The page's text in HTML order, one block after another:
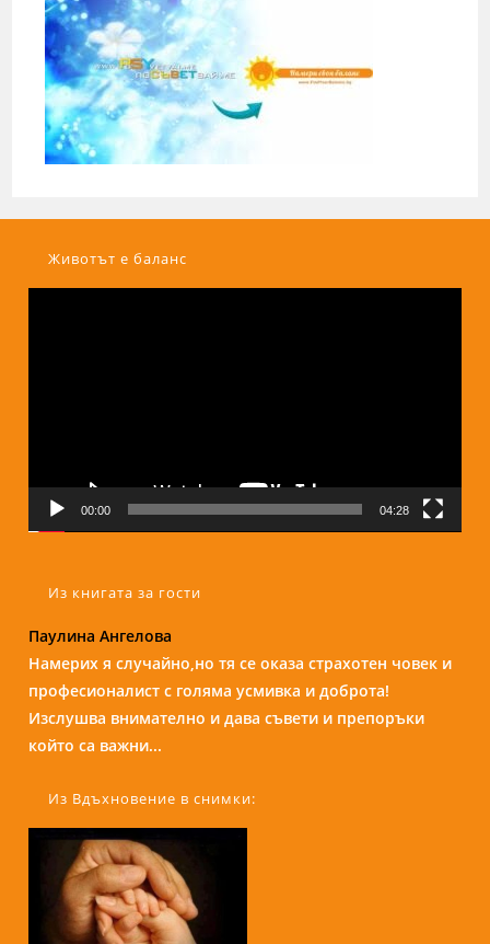
Животът е баланс
00:00 04:28
Из книгата за гости
Надежда Б.
Бори е изключителен човек и специалист. С
присъствието и усмивката си те кара да се чувстваш
спокойно и уютно сякаш си на кафе с приятелка....